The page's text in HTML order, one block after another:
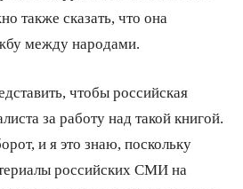
сказать, что она
между народами.
чтобы российская
за работу над такой книгой.
и я это знаю, поскольку
российских СМИ на